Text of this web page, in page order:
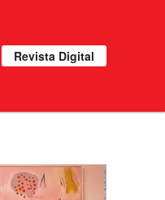
Revista Digital